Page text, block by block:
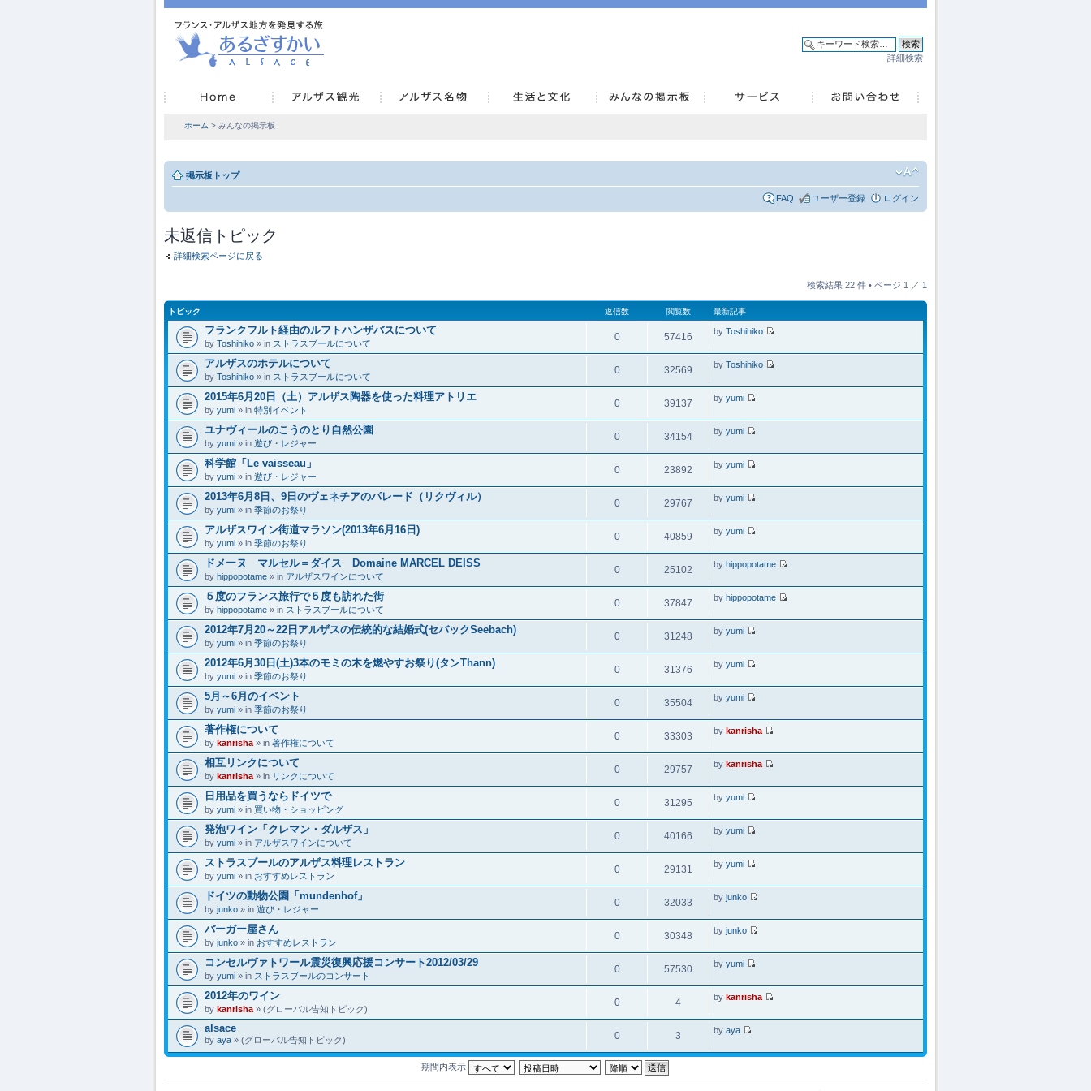
詳細検索
ホーム > みんなの掲示板
掲示板トップ
FAQ ユーザー登録 ログイン
未返信トピック
詳細検索ページに戻る
検索結果 22 件 • ページ 1 ／ 1
トピック 返信数 閲覧数 最新記事
フランクフルト経由のルフトハンザバスについて
by Toshihiko » in ストラスブールについて
0 57416 by Toshihiko
アルザスのホテルについて
by Toshihiko » in ストラスブールについて
0 32569 by Toshihiko
2015年6月20日（土）アルザス陶器を使った料理アトリエ
by yumi » in 特別イベント
0 39137 by yumi
ユナヴィールのこうのとり自然公園
by yumi » in 遊び・レジャー
0 34154 by yumi
科学館「Le vaisseau」
by yumi » in 遊び・レジャー
0 23892 by yumi
2013年6月8日、9日のヴェネチアのパレード（リクヴィル）
by yumi » in 季節のお祭り
0 29767 by yumi
アルザスワイン街道マラソン(2013年6月16日)
by yumi » in 季節のお祭り
0 40859 by yumi
ドメーヌ マルセル＝ダイス Domaine MARCEL DEISS
by hippopotame » in アルザスワインについて
0 25102 by hippopotame
５度のフランス旅行で５度も訪れた街
by hippopotame » in ストラスブールについて
0 37847 by hippopotame
2012年7月20～22日アルザスの伝統的な結婚式(セバックSeebach)
by yumi » in 季節のお祭り
0 31248 by yumi
2012年6月30日(土)3本のモミの木を燃やすお祭り(タンThann)
by yumi » in 季節のお祭り
0 31376 by yumi
5月～6月のイベント
by yumi » in 季節のお祭り
0 35504 by yumi
著作権について
by kanrisha » in 著作権について
0 33303 by kanrisha
相互リンクについて
by kanrisha » in リンクについて
0 29757 by kanrisha
日用品を買うならドイツで
by yumi » in 買い物・ショッピング
0 31295 by yumi
発泡ワイン「クレマン・ダルザス」
by yumi » in アルザスワインについて
0 40166 by yumi
ストラスブールのアルザス料理レストラン
by yumi » in おすすめレストラン
0 29131 by yumi
ドイツの動物公園「mundenhof」
by junko » in 遊び・レジャー
0 32033 by junko
バーガー屋さん
by junko » in おすすめレストラン
0 30348 by junko
コンセルヴァトワール震災復興応援コンサート2012/03/29
by yumi » in ストラスブールのコンサート
0 57530 by yumi
2012年のワイン
by kanrisha » (グローバル告知トピック)
0 4 by kanrisha
alsace
by aya » (グローバル告知トピック) 0 3 by aya
期間内表示